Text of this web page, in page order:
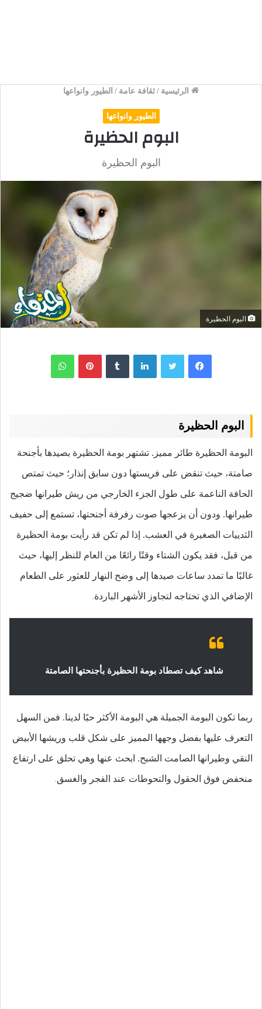
الرئيسية / ثقافة عامة / الطيور وانواعها
الطيور وانواعها
البوم الحظيرة
البوم الحظيرة
البوم الحظيرة
لينكدإن ‏Tumblr بينتيريستواتساب
البوم الحظيرة
البومة الحظيرة طائر مميز. تشتهر بومة الحظيرة بصيدها بأجنحة
صامتة، حيث تنقض على فريستها دون سابق إنذار؛ حيث تمتص
الحافة الناعمة على طول الجزء الخارجي من ريش طيرانها ضجيج
طيرانها. ودون أن يزعجها صوت رفرفة أجنحتها، تستمع إلى حفيف
الثدييات الصغيرة في العشب. إذا لم تكن قد رأيت بومة الحظيرة
من قبل، فقد يكون الشتاء وقتًا رائعًا من العام للنظر إليها، حيث
غالبًا ما تمدد ساعات صيدها إلى وضح النهار للعثور على الطعام
الإضافي الذي تحتاجه لتجاوز الأشهر الباردة.
شاهد كيف تصطاد بومة الحظيرة بأجنحتها الصامتة
ربما تكون البومة الجميلة هي البومة الأكثر حبًا لدينا. فمن السهل
التعرف عليها بفضل وجهها المميز على شكل قلب وريشها الأبيض
النقي وطيرانها الصامت الشبح. ابحث عنها وهي تحلق على ارتفاع
منخفض فوق الحقول والتحوطات عند الفجر والغسق.